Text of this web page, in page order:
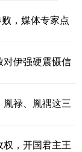
，媒体专家点
伊强硬震慑信
禄、胤禑这三
，开国君主王